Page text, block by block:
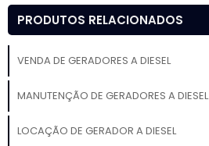
PRODUTOS RELACIONADOS
VENDA DE GERADORES A DIESEL
MANUTENÇÃO DE GERADORES A DIESEL
LOCAÇÃO DE GERADOR A DIESEL